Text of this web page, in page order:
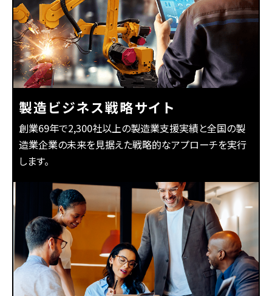
製造ビジネス戦略サイト
創業69年で2,300社以上の製造業支援実績と全国の製
造業企業の未来を見据えた戦略的なアプローチを実行
します。